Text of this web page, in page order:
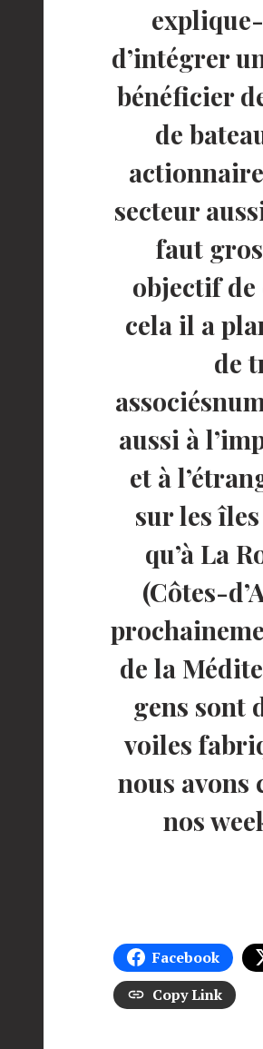
d’intégrer
bénéficier
de
secteur
faut
objectif
cela il a
de
aussi à
et à
sur les
qu’à La
(Côtes-
de la
gens sont
voiles
nous avons
nos
Facebook
Copy Link